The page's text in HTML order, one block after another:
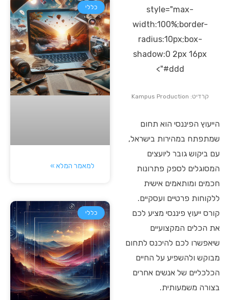
style="max-
width:100%;border-
radius:10px;box-
shadow:0 2px 16px
#ddd">
קרדיט: Kampus Production
הייעוץ הפיננסי הוא תחום
שמתפתח במהירות בישראל,
עם ביקוש גובר ליועצים
המסוגלים לספק פתרונות
חכמים ומותאמים אישית
ללקוחות פרטיים ועסקיים.
קורס ייעוץ פיננסי מציע לכם
את הכלים המקצועיים
שיאפשרו לכם להיכנס לתחום
מבוקש ולהשפיע על החיים
הכלכליים של אנשים אחרים
בצורה משמעותית.
כללי
למאמר המלא »
כללי